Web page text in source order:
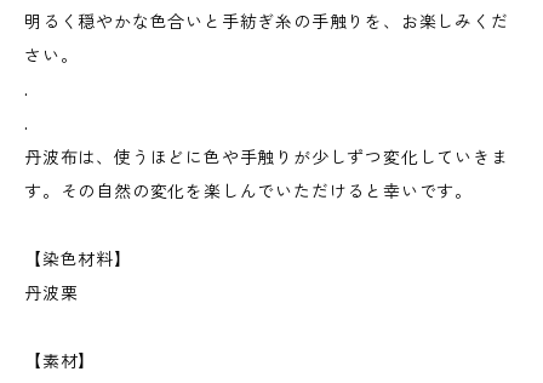
明るく穏やかな色合いと手紡ぎ糸の手触りを、お楽しみくだ
さい。
.
.
丹波布は、使うほどに色や手触りが少しずつ変化していきま
す。その自然の変化を楽しんでいただけると幸いです。
【染色材料】
丹波栗
【素材】